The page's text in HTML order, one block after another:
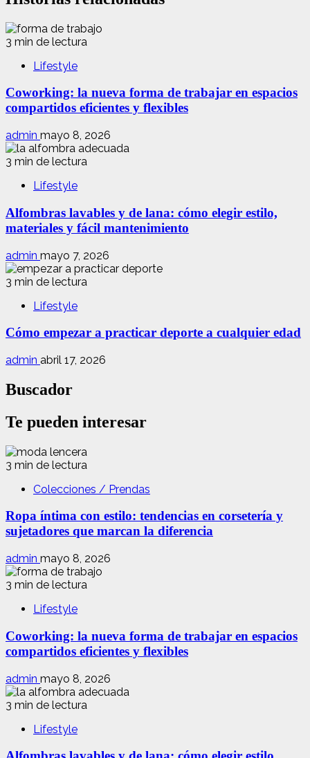
3 min de lectura
Lifestyle
Coworking: la nueva forma de trabajar en espacios
compartidos eficientes y flexibles
admin mayo 8, 2026
3 min de lectura
Lifestyle
Alfombras lavables y de lana: cómo elegir estilo,
materiales y fácil mantenimiento
admin mayo 7, 2026
3 min de lectura
Lifestyle
Cómo empezar a practicar deporte a cualquier edad
admin abril 17, 2026
Buscador
Te pueden interesar
3 min de lectura
Colecciones / Prendas
Ropa íntima con estilo: tendencias en corsetería y
sujetadores que marcan la diferencia
admin mayo 8, 2026
3 min de lectura
Lifestyle
Coworking: la nueva forma de trabajar en espacios
compartidos eficientes y flexibles
admin mayo 8, 2026
3 min de lectura
Lifestyle